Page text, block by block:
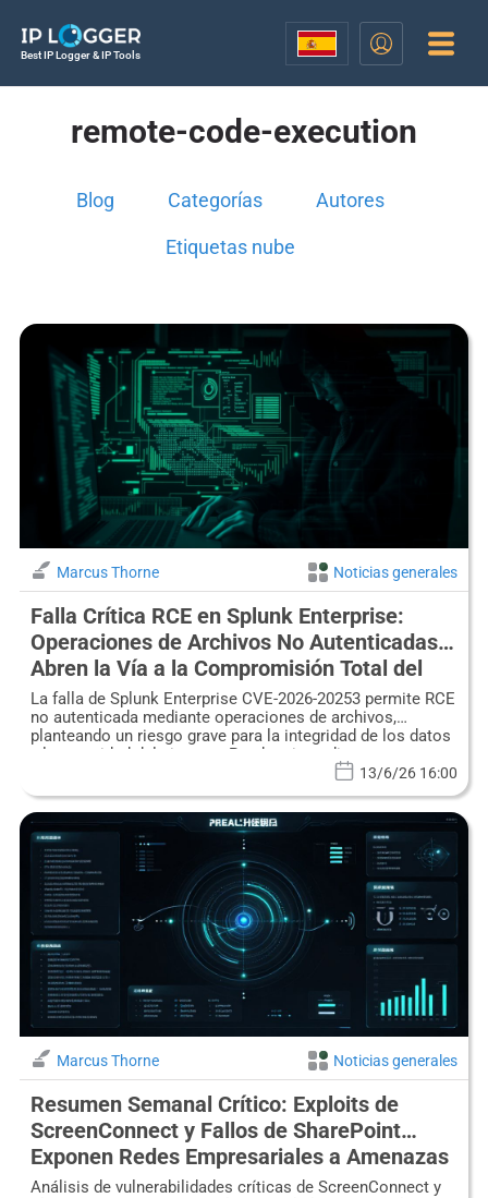
Best IP Logger & IP Tools
remote-code-execution
Blog Categorías Autores
Etiquetas nube
Marcus Thorne Noticias generales
Falla Crítica RCE en Splunk Enterprise:
Operaciones de Archivos No Autenticadas
Abren la Vía a la Compromisión Total del
Sistema (CVE-2026-20253)
La falla de Splunk Enterprise CVE-2026-20253 permite RCE
no autenticada mediante operaciones de archivos,
planteando un riesgo grave para la integridad de los datos
y la seguridad del sistema. Parchee inmediatamente.
13/6/26 16:00
Marcus Thorne Noticias generales
Resumen Semanal Crítico: Exploits de
ScreenConnect y Fallos de SharePoint
Exponen Redes Empresariales a Amenazas
Generalizadas
Análisis de vulnerabilidades críticas de ScreenConnect y